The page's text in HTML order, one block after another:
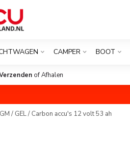
CAMPER BOOT
of Afhalen
/ GEL / Carbon accu's 12 volt 53 ah